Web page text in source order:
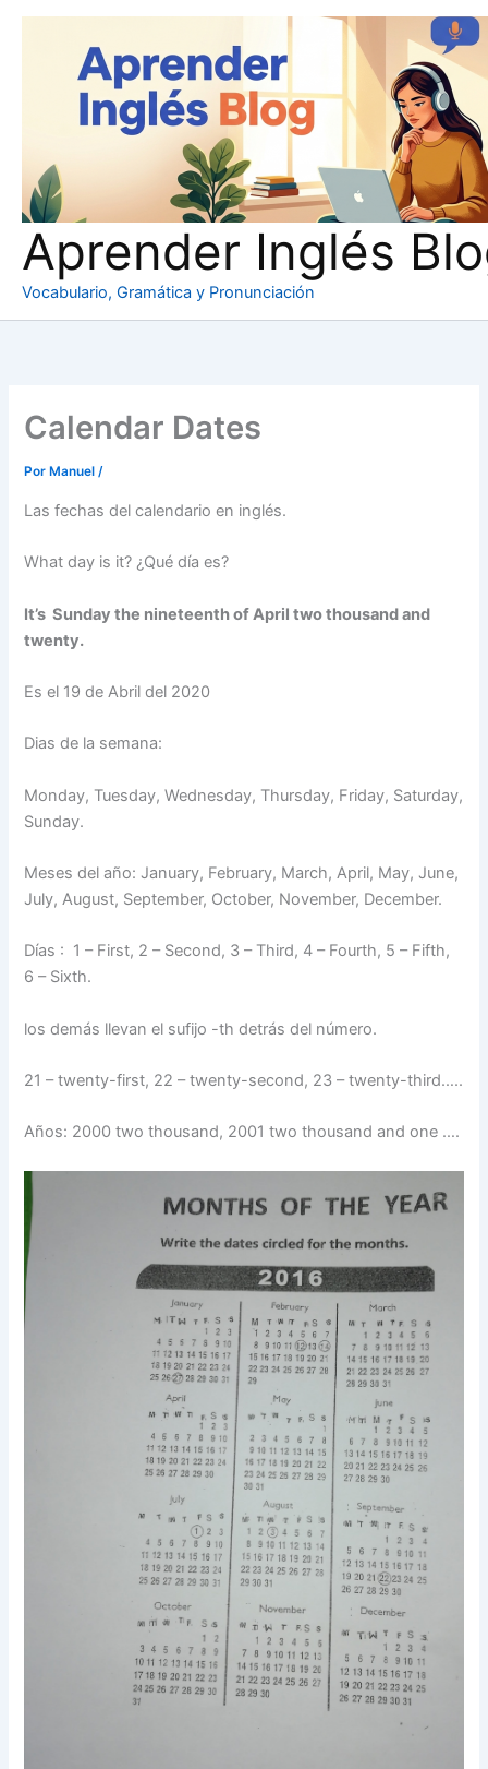
Aprender Inglés
Vocabulario, Gramática y Pronunciación
Calendar Dates
Por Manuel/
Las fechas del calendario en inglés.
What day is it? ¿Qué día es?
It’s Sunday the nineteenth of April two thousand and
twenty.
Es el 19 de Abril del 2020
Dias de la semana:
Monday, Tuesday, Wednesday, Thursday, Friday, Saturday,
Sunday.
Meses del año: January, February, March, April, May, June,
July, August, September, October, November, December.
Días : 1 – First, 2 – Second, 3 – Third, 4 – Fourth, 5 – Fifth,
6 – Sixth.
los demás llevan el sufijo -th detrás del número.
21 – twenty-first, 22 – twenty-second, 23 – twenty-third…..
Años: 2000 two thousand, 2001 two thousand and one ….